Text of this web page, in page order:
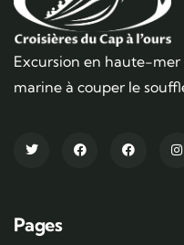
Excursion en haute-mer
marine à couper le
Pages